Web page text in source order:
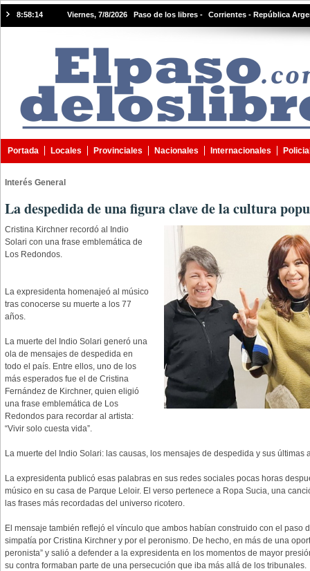
8:58:15 Viernes, 7/8/2026 Paso de los libres - Corrientes - República
Portada Locales Provinciales Nacionales Internacionales
Interés General
La despedida de una figura clave de la cultura
Cristina Kirchner recordó al Indio
Solari con una frase emblemática de
Los Redondos.
La expresidenta homenajeó al músico
tras conocerse su muerte a los 77
años.
La muerte del Indio Solari generó una
ola de mensajes de despedida en
todo el país. Entre ellos, uno de los
más esperados fue el de Cristina
Fernández de Kirchner, quien eligió
una frase emblemática de Los
Redondos para recordar al artista:
“Vivir solo cuesta vida”.
La muerte del Indio Solari: las causas, los mensajes de despedida y sus últimas
La expresidenta publicó esas palabras en sus redes sociales pocas horas
músico en su casa de Parque Leloir. El verso pertenece a Ropa Sucia, una
las frases más recordadas del universo ricotero.
El mensaje también reflejó el vínculo que ambos habían construido con el paso
simpatía por Cristina Kirchner y por el peronismo. De hecho, en más de una
peronista” y salió a defender a la expresidenta en los momentos de mayor
su contra formaban parte de una persecución que iba más allá de los tribunales.